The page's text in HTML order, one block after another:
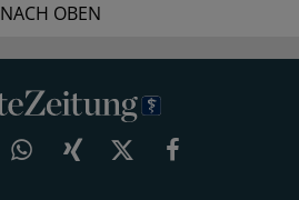
NACH OBEN